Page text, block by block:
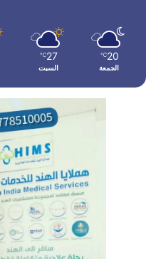
20
℃
الجمعة
27
℃
السبت